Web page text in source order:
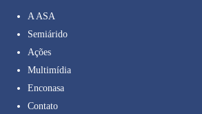
A ASA
Semiárido
Ações
Multimídia
Enconasa
Contato